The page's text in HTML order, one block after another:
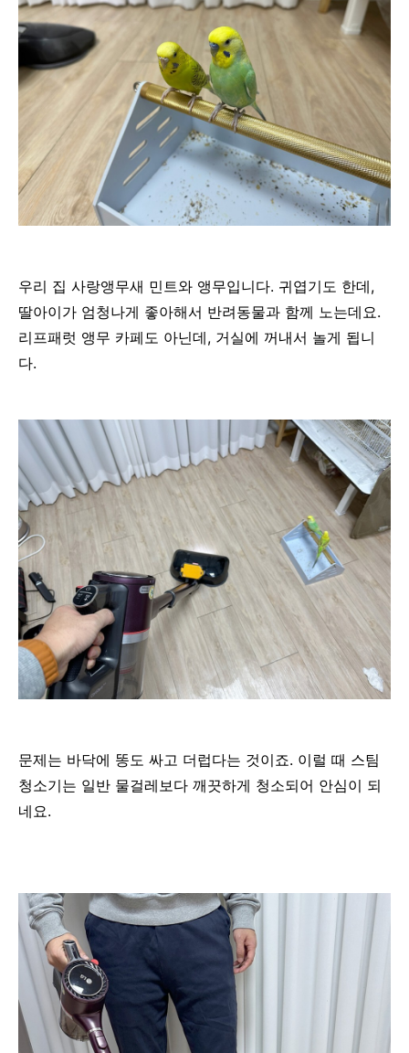
우리 집 사랑앵무새 민트와 앵무입니다. 귀엽기도 한데,
딸아이가 엄청나게 좋아해서 반려동물과 함께 노는데요.
리프패럿 앵무 카페도 아닌데, 거실에 꺼내서 놀게 됩니
다.
문제는 바닥에 똥도 싸고 더럽다는 것이죠. 이럴 때 스팀
청소기는 일반 물걸레보다 깨끗하게 청소되어 안심이 되
네요.